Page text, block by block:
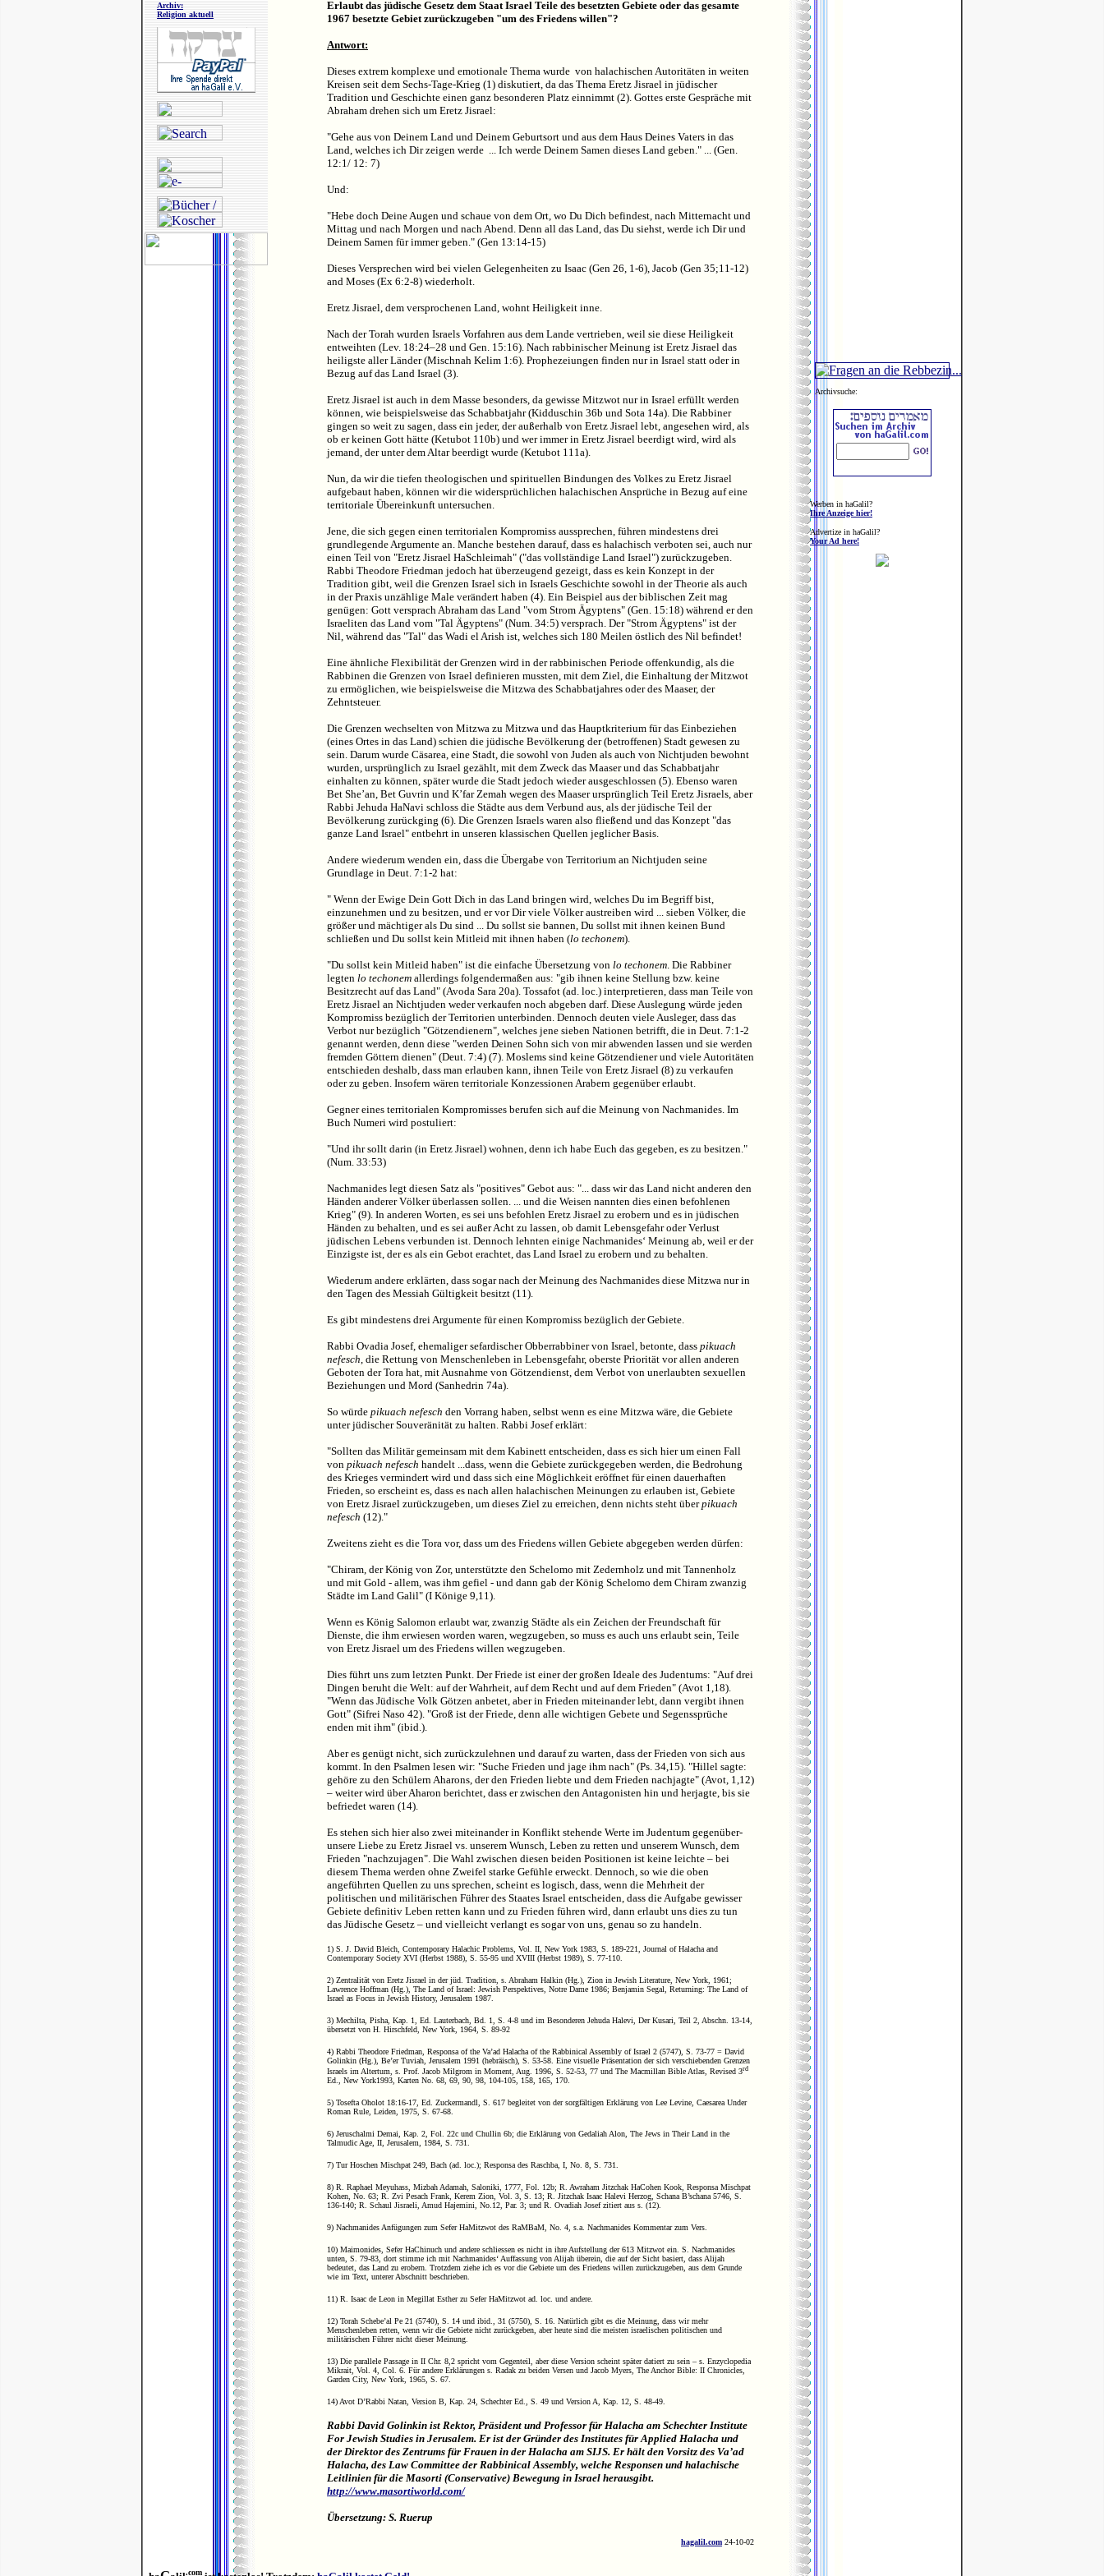
Archiv:
Religion aktuell
Erlaubt das jüdische Gesetz dem Staat Israel Teile des besetzten Gebiete oder das gesamte
1967 besetzte Gebiet zurückzugeben "um des Friedens willen"?
Antwort:
Dieses extrem komplexe und emotionale Thema wurde von halachischen Autoritäten in weiten
Kreisen seit dem Sechs-Tage-Krieg (1) diskutiert, da das Thema Eretz Jisrael in jüdischer
Tradition und Geschichte einen ganz besonderen Platz einnimmt (2). Gottes erste Gespräche mit
Abraham drehen sich um Eretz Jisrael:
"Gehe aus von Deinem Land und Deinem Geburtsort und aus dem Haus Deines Vaters in das
Land, welches ich Dir zeigen werde
... Ich werde Deinem Samen dieses Land geben." ... (Gen.
12:1/ 12: 7)
Und:
"Hebe doch Deine Augen und schaue von dem Ort, wo Du Dich befindest, nach Mitternacht und
Mittag und nach Morgen und nach Abend. Denn all das Land, das Du siehst, werde ich Dir und
Deinem Samen für immer geben." (Gen 13:14-15)
Dieses Versprechen wird bei vielen Gelegenheiten zu Isaac (Gen 26, 1-6), Jacob (Gen 35;11-12)
and Moses (Ex 6:2-8) wiederholt.
Eretz Jisrael, dem versprochenen Land, wohnt Heiligkeit inne.
Nach der Torah wurden Israels Vorfahren aus dem Lande vertrieben, weil sie diese Heiligkeit
entweihten (Lev. 18:24–28 und Gen. 15:16). Nach rabbinischer Meinung ist Eretz Jisrael das
heiligste aller Länder (Mischnah Kelim 1:6). Prophezeiungen finden nur in Israel statt oder in
Bezug auf das Land Israel (3).
Eretz Jisrael ist auch in dem Masse besonders, da gewisse Mitzwot nur in Israel erfüllt werden
können, wie beispielsweise das Schabbatjahr (Kidduschin 36b und Sota 14a). Die Rabbiner
gingen so weit zu sagen, dass ein jeder, der außerhalb von Eretz Jisrael lebt, angesehen wird, als
ob er keinen Gott hätte (Ketubot 110b) und wer immer in Eretz Jisrael beerdigt wird, wird als
jemand, der unter dem Altar beerdigt wurde (Ketubot 111a).
Nun, da wir die tiefen theologischen und spirituellen Bindungen des Volkes zu Eretz Jisrael
aufgebaut haben, können wir die widersprüchlichen halachischen Ansprüche in Bezug auf eine
territoriale Übereinkunft untersuchen.
Jene, die sich gegen einen territorialen Kompromiss aussprechen, führen mindestens drei
grundlegende Argumente an. Manche bestehen darauf, dass es halachisch verboten sei, auch nur
einen Teil von "Eretz Jisrael HaSchleimah" ("das vollständige Land Israel") zurückzugeben.
Rabbi Theodore Friedman jedoch hat überzeugend gezeigt, dass es kein Konzept in der
Tradition gibt, weil die Grenzen Israel sich in Israels Geschichte sowohl in der Theorie als auch
in der Praxis unzählige Male verändert haben (4). Ein Beispiel aus der biblischen Zeit mag
genügen: Gott versprach Abraham das Land "vom Strom Ägyptens" (Gen. 15:18) während er den
Israeliten das Land vom "Tal Ägyptens" (Num. 34:5) versprach. Der "Strom Ägyptens" ist der
Nil, während das "Tal" das Wadi el Arish ist, welches sich 180 Meilen östlich des Nil befindet!
Eine ähnliche Flexibilität der Grenzen wird in der rabbinischen Periode offenkundig, als die
Rabbinen die Grenzen von Israel definieren mussten, mit dem Ziel, die Einhaltung der Mitzwot
zu ermöglichen, wie beispielsweise die Mitzwa des Schabbatjahres oder des Maaser, der
Zehntsteuer.
Die Grenzen wechselten von Mitzwa zu Mitzwa und das Hauptkriterium für das Einbeziehen
(eines Ortes in das Land) schien die jüdische Bevölkerung der (betroffenen) Stadt gewesen zu
sein. Darum wurde Cäsarea, eine Stadt, die sowohl von Juden als auch von Nichtjuden bewohnt
wurden, ursprünglich zu Israel gezählt, mit dem Zweck das Maaser und das Schabbatjahr
einhalten zu können, später wurde die Stadt jedoch wieder ausgeschlossen (5). Ebenso waren
Bet She’an, Bet Guvrin und K’far Zemah wegen des Maaser ursprünglich Teil Eretz Jisraels, aber
Rabbi Jehuda HaNavi schloss die Städte aus dem Verbund aus, als der jüdische Teil der
Bevölkerung zurückging (6). Die Grenzen Israels waren also fließend und das Konzept "das
ganze Land Israel" entbehrt in unseren klassischen Quellen jeglicher Basis.
Andere wiederum wenden ein, dass die Übergabe von Territorium an Nichtjuden seine
Grundlage in Deut. 7:1-2 hat:
" Wenn der Ewige Dein Gott Dich in das Land bringen wird, welches Du im Begriff bist,
einzunehmen und zu besitzen, und er vor Dir viele Völker austreiben wird ... sieben Völker, die
größer und mächtiger als Du sind ... Du sollst sie bannen, Du sollst mit ihnen keinen Bund
schließen und Du sollst kein Mitleid mit ihnen haben (lo techonem).
"Du sollst kein Mitleid haben" ist die einfache Übersetzung von lo techonem . Die Rabbiner
legten lo techonem allerdings folgendermaßen aus: "gib ihnen keine Stellung bzw. keine
Besitzrecht auf das Land" (Avoda Sara 20a). Tossafot (ad. loc.) interpretieren, dass man Teile von
Eretz Jisrael an Nichtjuden weder verkaufen noch abgeben darf. Diese Auslegung würde jeden
Kompromiss bezüglich der Territorien unterbinden. Dennoch deuten viele Ausleger, dass das
Verbot nur bezüglich "Götzendienern", welches jene sieben Nationen betrifft, die in Deut. 7:1-2
genannt werden, denn diese "werden Deinen Sohn sich von mir abwenden lassen und sie werden
fremden Göttern dienen" (Deut. 7:4) (7). Moslems sind keine Götzendiener und viele Autoritäten
entschieden deshalb, dass man erlauben kann, ihnen Teile von Eretz Jisrael (8) zu verkaufen
oder zu geben. Insofern wären territoriale Konzessionen Arabern gegenüber erlaubt.
Gegner eines territorialen Kompromisses berufen sich auf die Meinung von Nachmanides. Im
Buch Numeri wird postuliert:
"Und ihr sollt darin (in Eretz Jisrael) wohnen, denn ich habe Euch das gegeben, es zu besitzen."
(Num. 33:53)
Nachmanides legt diesen Satz als "positives" Gebot aus: "... dass wir das Land nicht anderen den
Händen anderer Völker überlassen sollen. ... und die Weisen nannten dies einen befohlenen
Krieg" (9). In anderen Worten, es sei uns befohlen Eretz Jisrael zu erobern und es in jüdischen
Händen zu behalten, und es sei außer Acht zu lassen, ob damit Lebensgefahr oder Verlust
jüdischen Lebens verbunden ist. Dennoch lehnten einige Nachmanides‘ Meinung ab, weil er der
Einzigste ist, der es als ein Gebot erachtet, das Land Israel zu erobern und zu behalten.
Wiederum andere erklärten, dass sogar nach der Meinung des Nachmanides diese Mitzwa nur in
den Tagen des Messiah Gültigkeit besitzt (11).
Es gibt mindestens drei Argumente für einen Kompromiss bezüglich der Gebiete.
Rabbi Ovadia Josef, ehemaliger sefardischer Obberrabbiner von Israel, betonte, dass pikuach
nefesch , die Rettung von Menschenleben in Lebensgefahr, oberste Priorität vor allen anderen
Geboten der Tora hat, mit Ausnahme von Götzendienst, dem Verbot von unerlaubten sexuellen
Beziehungen und Mord (Sanhedrin 74a).
So würde pikuach nefesch den Vorrang haben, selbst wenn es eine Mitzwa wäre, die Gebiete
unter jüdischer Souveränität zu halten. Rabbi Josef erklärt:
"Sollten das Militär gemeinsam mit dem Kabinett entscheiden, dass es sich hier um einen Fall
von pikuach nefesch handelt ...dass, wenn die Gebiete zurückgegeben werden, die Bedrohung
des Krieges vermindert wird und dass sich eine Möglichkeit eröffnet für einen dauerhaften
Frieden, so erscheint es, dass es nach allen halachischen Meinungen zu erlauben ist, Gebiete
von Eretz Jisrael zurückzugeben, um dieses Ziel zu erreichen, denn nichts steht überpikuach
nefesch (12)."
Zweitens zieht es die Tora vor, dass um des Friedens willen Gebiete abgegeben werden dürfen:
"Chiram, der König von Zor, unterstützte den Schelomo mit Zedernholz und mit Tannenholz
und mit Gold - allem, was ihm gefiel - und dann gab der König Schelomo dem Chiram zwanzig
Städte im Land Galil" (I Könige 9,11).
Wenn es König Salomon erlaubt war, zwanzig Städte als ein Zeichen der Freundschaft für
Dienste, die ihm erwiesen worden waren, wegzugeben, so muss es auch uns erlaubt sein, Teile
von Eretz Jisrael um des Friedens willen wegzugeben.
Dies führt uns zum letzten Punkt. Der Friede ist einer der großen Ideale des Judentums: "Auf drei
Dingen beruht die Welt: auf der Wahrheit, auf dem Recht und auf dem Frieden" (Avot 1,18).
"Wenn das Jüdische Volk Götzen anbetet, aber in Frieden miteinander lebt, dann vergibt ihnen
Gott" (Sifrei Naso 42). "Groß ist der Friede, denn alle wichtigen Gebete und Segenssprüche
enden mit ihm" (ibid.).
Aber es genügt nicht, sich zurückzulehnen und darauf zu warten, dass der Frieden von sich aus
kommt. In den Psalmen lesen wir: "Suche Frieden und jage ihm nach" (Ps. 34,15). "Hillel sagte:
gehöre zu den Schülern Aharons, der den Frieden liebte und dem Frieden nachjagte" (Avot, 1,12)
– weiter wird über Aharon berichtet, dass er zwischen den Antagonisten hin und herjagte, bis sie
befriedet waren (14).
Es stehen sich hier also zwei miteinander in Konflikt stehende Werte im Judentum gegenüber-
unsere Liebe zu Eretz Jisrael vs. unserem Wunsch, Leben zu retten und unserem Wunsch, dem
Frieden "nachzujagen". Die Wahl zwischen diesen beiden Positionen ist keine leichte – bei
diesem Thema werden ohne Zweifel starke Gefühle erweckt. Dennoch, so wie die oben
angeführten Quellen zu uns sprechen, scheint es logisch, dass, wenn die Mehrheit der
politischen und militärischen Führer des Staates Israel entscheiden, dass die Aufgabe gewisser
Gebiete definitiv Leben retten kann und zu Frieden führen wird, dann erlaubt uns dies zu tun
das Jüdische Gesetz – und vielleicht verlangt es sogar von uns, genau so zu handeln.
1) S. J. David Bleich, Contemporary Halachic Problems, Vol. II, New York 1983, S. 189-221, Journal of Halacha and
Contemporary Society XVI (Herbst 1988), S. 55-95 und XVIII (Herbst 1989), S. 77-110.
2) Zentralität von Eretz Jisrael in der jüd. Tradition, s. Abraham Halkin (Hg.), Zion in Jewish Literature, New York, 1961;
Lawrence Hoffman (Hg.), The Land of Israel: Jewish Perspektives, Notre Dame 1986; Benjamin Segal, Returning: The Land of
Israel as Focus in Jewish History, Jerusalem 1987.
3) Mechilta, Pisha, Kap. 1, Ed. Lauterbach, Bd. 1, S. 4-8 und im Besonderen Jehuda Halevi, Der Kusari, Teil 2, Abschn. 13-14,
übersetzt von H. Hirschfeld, New York, 1964, S. 89-92
4) Rabbi Theodore Friedman, Responsa of the Va’ad Halacha of the Rabbinical Assembly of Israel 2 (5747), S. 73-77 = David
Golinkin (Hg.), Be’er Tuviah, Jerusalem 1991 (hebräisch), S. 53-58. Eine visuelle Präsentation der sich verschiebenden Grenzen
Israels im Altertum, s. Prof. Jacob Milgrom in Moment, Aug. 1996, S. 52-53, 77 und The Macmillan Bible Atlas, Revised 3rd
Ed., New York1993, Karten No. 68, 69, 90, 98, 104-105, 158, 165, 170.
5) Tosefta Oholot 18:16-17, Ed. Zuckermandl, S. 617 begleitet von der sorgfältigen Erklärung von Lee Levine, Caesarea Under
Roman Rule, Leiden, 1975, S. 67-68.
6) Jeruschalmi Demai, Kap. 2, Fol. 22c und Chullin 6b; die Erklärung von Gedaliah Alon, The Jews in Their Land in the
Talmudic Age, II, Jerusalem, 1984, S. 731.
7) Tur Hoschen Mischpat 249, Bach (ad. loc.); Responsa des Raschba, I, No. 8, S. 731.
8) R. Raphael Meyuhass, Mizbah Adamah, Saloniki, 1777, Fol. 12b; R. Awraham Jitzchak HaCohen Kook, Responsa Mischpat
Kohen, No. 63; R. Zvi Pesach Frank, Kerem Zion, Vol. 3, S. 13; R. Jitzchak Isaac Halevi Herzog, Schana B’schana 5746, S.
136-140; R. Schaul Jisraeli, Amud Hajemini, No.12, Par. 3; und R. Ovadiah Josef zitiert aus s. (12).
9) Nachmanides Anfügungen zum Sefer HaMitzwot des RaMBaM, No. 4, s.a. Nachmanides Kommentar zum Vers.
10) Maimonides, Sefer HaChinuch und andere schliessen es nicht in ihre Aufstellung der 613 Mitzwot ein. S. Nachmanides
unten, S. 79-83, dort stimme ich mit Nachmanides‘ Auffassung von Alijah überein, die auf der Sicht basiert, dass Alijah
bedeutet, das Land zu erobern. Trotzdem ziehe ich es vor die Gebiete um des Friedens willen zurückzugeben, aus dem Grunde
wie im Text, unterer Abschnitt beschrieben.
11) R. Isaac de Leon in Megillat Esther zu Sefer HaMitzwot ad. loc. und andere.
12) Torah Schebe’al Pe 21 (5740), S. 14 und ibid., 31 (5750), S. 16. Natürlich gibt es die Meinung, dass wir mehr
Menschenleben retten, wenn wir die Gebiete nicht zurückgeben, aber heute sind die meisten israelischen politischen und
militärischen Führer nicht dieser Meinung.
13) Die parallele Passage in II Chr. 8,2 spricht vom Gegenteil, aber diese Version scheint später datiert zu sein – s. Enzyclopedia
Mikrait, Vol. 4, Col. 6. Für andere Erklärungen s. Radak zu beiden Versen und Jacob Myers, The Anchor Bible: II Chronicles,
Garden City, New York, 1965, S. 67.
14) Avot D’Rabbi Natan, Version B, Kap. 24, Schechter Ed., S. 49 und Version A, Kap. 12, S. 48-49.
Rabbi David Golinkin ist Rektor, Präsident und Professor für Halacha am Schechter Institute
For Jewish Studies in Jerusalem. Er ist der Gründer des Institutes für Applied Halacha und
der Direktor des Zentrums für Frauen in der Halacha am SIJS. Er hält den Vorsitz des Va’ad
Halacha, des Law Committee der Rabbinical Assembly, welche Responsen und halachische
Leitlinien für die Masorti (Conservative) Bewegung in Israel herausgibt.
http://www.masortiworld.com/
Übersetzung: S. Ruerup
hagalil.com 24-10-02
Archivsuche:
Werben in haGalil?
Ihre Anzeige hier!
Advertize in haGalil?
Your Ad here!
.com